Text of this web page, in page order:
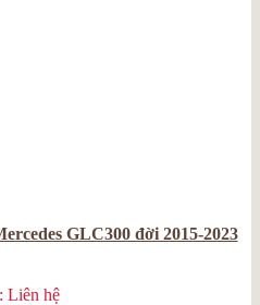
GLC300 đời 2015-2023
Liên hệ